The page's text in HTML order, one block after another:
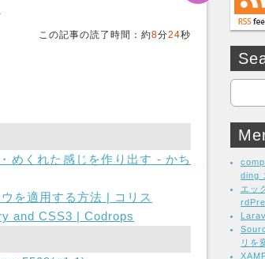
この記事の読了時間：約8分24秒
めくれた感じを作り出す - かち
を適用する方法 | コリス
and CSS3 | Codrops
ding
エッ
リを